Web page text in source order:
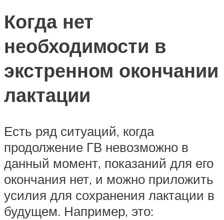
Когда нет
необходимости в
экстренном окончании
лактации
Есть ряд ситуаций, когда
продолжение ГВ невозможно в
данный момент, показаний для его
окончания нет, и можно приложить
усилия для сохранения лактации в
будущем. Например, это: